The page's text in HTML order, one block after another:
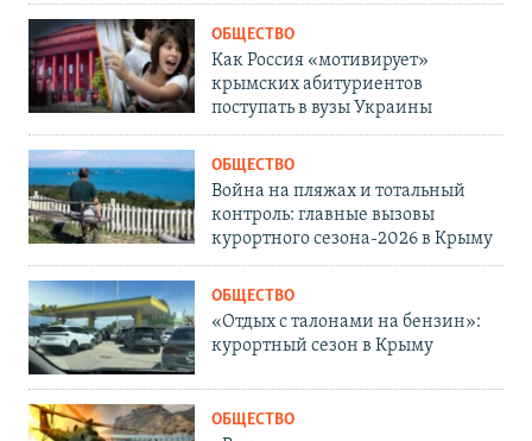
ОБЩЕСТВО
Как Россия «мотивирует»
крымских абитуриентов
поступать в вузы Украины
ОБЩЕСТВО
Война на пляжах и тотальный
контроль: главные вызовы
курортного сезона-2026 в Крыму
ОБЩЕСТВО
«Отдых с талонами на бензин»:
курортный сезон в Крыму
ОБЩЕСТВО